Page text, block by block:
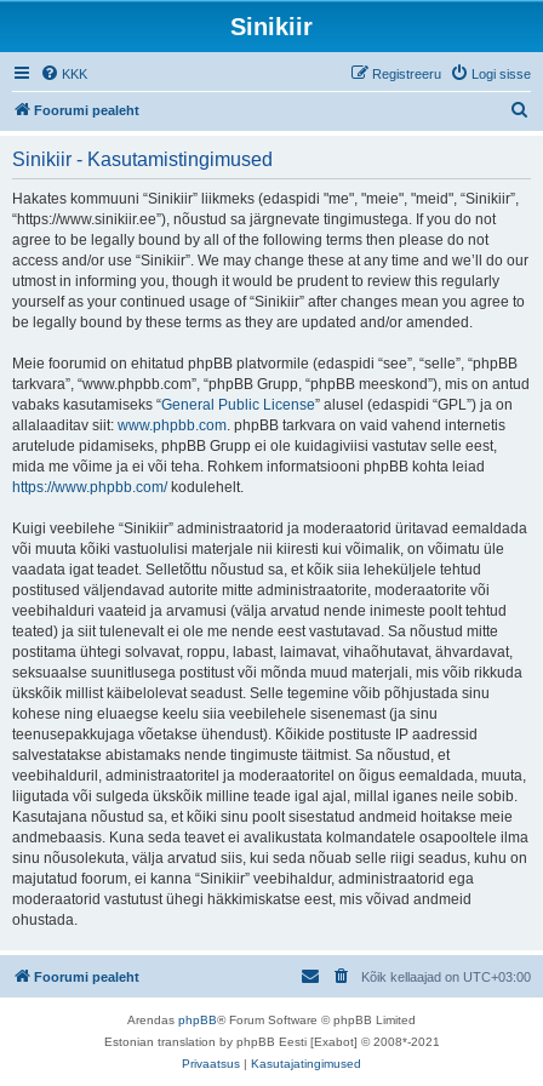
Sinikiir
KKK Logi sisse
Registreeru
Foorumi pealeht
Sinikiir - Kasutamistingimused
Hakates kommuuni “Sinikiir” liikmeks (edaspidi "me", "meie", "meid", “Sinikiir”,
“https://www.sinikiir.ee”), nõustud sa järgnevate tingimustega. If you do not
agree to be legally bound by all of the following terms then please do not
access and/or use “Sinikiir”. We may change these at any time and we’ll do our
utmost in informing you, though it would be prudent to review this regularly
yourself as your continued usage of “Sinikiir” after changes mean you agree to
be legally bound by these terms as they are updated and/or amended.
Meie foorumid on ehitatud phpBB platvormile (edaspidi “see”, “selle”, “phpBB
tarkvara”, “www.phpbb.com”, “phpBB Grupp, “phpBB meeskond”), mis on antud
vabaks kasutamiseks “General Public License” alusel (edaspidi “GPL”) ja on
allalaaditav siit: www.phpbb.com. phpBB tarkvara on vaid vahend internetis
arutelude pidamiseks, phpBB Grupp ei ole kuidagiviisi vastutav selle eest,
mida me võime ja ei või teha. Rohkem informatsiooni phpBB kohta leiad
https://www.phpbb.com/kodulehelt.
Kuigi veebilehe “Sinikiir” administraatorid ja moderaatorid üritavad eemaldada
või muuta kõiki vastuolulisi materjale nii kiiresti kui võimalik, on võimatu üle
vaadata igat teadet. Selletõttu nõustud sa, et kõik siia leheküljele tehtud
postitused väljendavad autorite mitte administraatorite, moderaatorite või
veebihalduri vaateid ja arvamusi (välja arvatud nende inimeste poolt tehtud
teated) ja siit tulenevalt ei ole me nende eest vastutavad. Sa nõustud mitte
postitama ühtegi solvavat, roppu, labast, laimavat, vihaõhutavat, ähvardavat,
seksuaalse suunitlusega postitust või mõnda muud materjali, mis võib rikkuda
ükskõik millist käibelolevat seadust. Selle tegemine võib põhjustada sinu
kohese ning eluaegse keelu siia veebilehele sisenemast (ja sinu
teenusepakkujaga võetakse ühendust). Kõikide postituste IP aadressid
salvestatakse abistamaks nende tingimuste täitmist. Sa nõustud, et
veebihalduril, administraatoritel ja moderaatoritel on õigus eemaldada, muuta,
liigutada või sulgeda ükskõik milline teade igal ajal, millal iganes neile sobib.
Kasutajana nõustud sa, et kõiki sinu poolt sisestatud andmeid hoitakse meie
andmebaasis. Kuna seda teavet ei avalikustata kolmandatele osapooltele ilma
sinu nõusolekuta, välja arvatud siis, kui seda nõuab selle riigi seadus, kuhu on
majutatud foorum, ei kanna “Sinikiir” veebihaldur, administraatorid ega
moderaatorid vastutust ühegi häkkimiskatse eest, mis võivad andmeid
ohustada.
Foorumi pealeht Kõik kellaajad on UTC+03:00
Arendas phpBB® Forum Software © phpBB Limited
Estonian translation by phpBB Eesti [Exabot] © 2008*-2021
Privaatsus | Kasutajatingimused